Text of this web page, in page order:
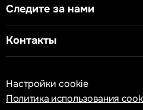
Следите за нами
Контакты
Настройки cookie
Политика использования